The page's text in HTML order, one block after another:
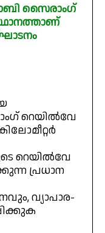
സൈരാംഗ്
റെയിൽവേ
റെയിൽവേ
പ്രധാന
വ്യാപാര-